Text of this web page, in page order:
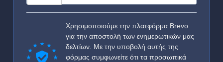
Χρησιμοποιούμε την πλατφόρμα Brevo
για την αποστολή των ενημερωτικών μας
δελτίων. Με την υποβολή αυτής της
φόρμας συμφωνείτε ότι τα προσωπικά